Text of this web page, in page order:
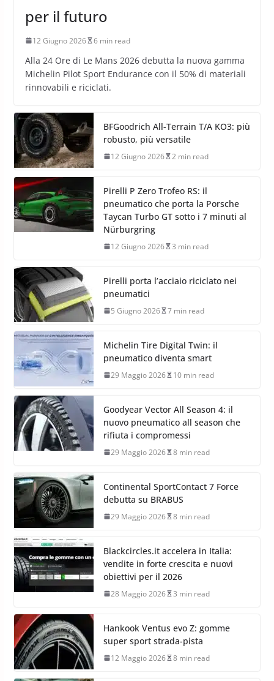
per il futuro
12 Giugno 2026 6 min read
Alla 24 Ore di Le Mans 2026 debutta la nuova gamma
Michelin Pilot Sport Endurance con il 50% di materiali
rinnovabili e riciclati.
BFGoodrich All-Terrain T/A KO3: più
robusto, più versatile
12 Giugno 2026 2 min read
Pirelli P Zero Trofeo RS: il
pneumatico che porta la Porsche
Taycan Turbo GT sotto i 7 minuti al
Nürburgring
12 Giugno 2026 3 min read
Pirelli porta l’acciaio riciclato nei
pneumatici
5 Giugno 2026 7 min read
Michelin Tire Digital Twin: il
pneumatico diventa smart
29 Maggio 2026 10 min read
Goodyear Vector All Season 4: il
nuovo pneumatico all season che
rifiuta i compromessi
29 Maggio 2026 8 min read
Continental SportContact 7 Force
debutta su BRABUS
29 Maggio 2026 8 min read
Blackcircles.it accelera in Italia:
vendite in forte crescita e nuovi
obiettivi per il 2026
28 Maggio 2026 3 min read
Hankook Ventus evo Z: gomme
super sport strada-pista
12 Maggio 2026 8 min read